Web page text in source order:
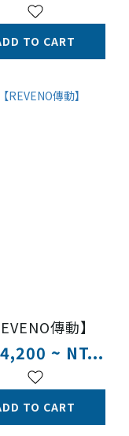
TO CART
傳動】
~ NT...
TO CART